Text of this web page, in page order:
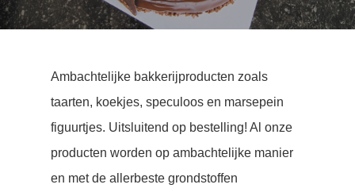
Ambachtelijke bakkerijproducten zoals
taarten, koekjes, speculoos en marsepein
figuurtjes. Uitsluitend op bestelling! Al onze
producten worden op ambachtelijke manier
en met de allerbeste grondstoffen